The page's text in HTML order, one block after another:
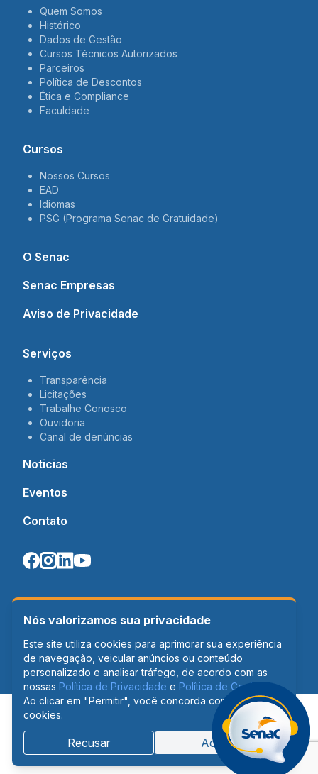
Quem Somos
Histórico
Dados de Gestão
Cursos Técnicos Autorizados
Parceiros
Política de Descontos
Ética e Compliance
Faculdade
Cursos
Nossos Cursos
EAD
Idiomas
PSG (Programa Senac de Gratuidade)
O Senac
Senac Empresas
Aviso de Privacidade
Serviços
Transparência
Licitações
Trabalhe Conosco
Ouvidoria
Canal de denúncias
Noticias
Eventos
Contato
Nós valorizamos sua privacidade
Este site utiliza cookies para aprimorar sua experiência
de navegação, veicular anúncios ou conteúdo
personalizado e analisar tráfego, de acordo com as
nossas Política de Privacidade e Política de Cookies.
Ao clicar em "Permitir", você concorda com o uso de
cookies.
Recusar Aceitar